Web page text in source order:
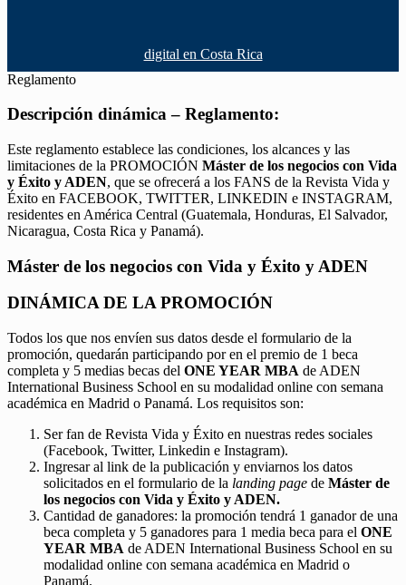
digital en Costa Rica
Reglamento
Descripción dinámica – Reglamento:
Este reglamento establece las condiciones, los alcances y las
limitaciones de la PROMOCIÓN Máster de los negocios con Vida
y Éxito y ADEN, que se ofrecerá a los FANS de la Revista Vida y
Éxito en FACEBOOK, TWITTER, LINKEDIN e INSTAGRAM,
residentes en América Central (Guatemala, Honduras, El Salvador,
Nicaragua, Costa Rica y Panamá).
Máster de los negocios con Vida y Éxito y ADEN
DINÁMICA DE LA PROMOCIÓN
Todos los que nos envíen sus datos desde el formulario de la
promoción, quedarán participando por en el premio de 1 beca
completa y 5 medias becas del ONE YEAR MBA de ADEN
International Business School en su modalidad online con semana
académica en Madrid o Panamá. Los requisitos son:
Ser fan de Revista Vida y Éxito en nuestras redes sociales
(Facebook, Twitter, Linkedin e Instagram).
Ingresar al link de la publicación y enviarnos los datos
solicitados en el formulario de la landing page de Máster de
los negocios con Vida y Éxito y ADEN.
Cantidad de ganadores: la promoción tendrá 1 ganador de una
beca completa y 5 ganadores para 1 media beca para el ONE
YEAR MBA de ADEN International Business School en su
modalidad online con semana académica en Madrid o
Panamá.